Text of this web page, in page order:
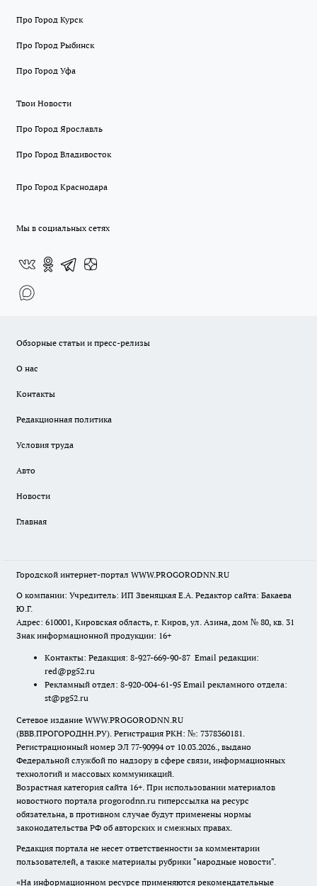
Про Город Курск
Про Город Рыбинск
Про Город Уфа
Твои Новости
Про Город Ярославль
Про Город Владивосток
Про Город Краснодара
Мы в социальных сетях
Обзорные статьи и пресс-релизы
О нас
Контакты
Редакционная политика
Условия труда
Авто
Новости
Главная
Городской интернет-портал WWW.PROGORODNN.RU
О компании: Учредитель: ИП Звеняцкая Е.А. Редактор сайта: Бакаева
Ю.Г.
Адрес: 610001, Кировская область, г. Киров, ул. Азина, дом № 80, кв. 31
Знак информационной продукции: 16+
Контакты: Редакция: 8-927-669-90-87 Email редакции:
red@pg52.ru
Рекламный отдел: 8-920-004-61-95 Email рекламного отдела:
st@pg52.ru
Сетевое издание WWW.PROGORODNN.RU
(ВВВ.ПРОГОРОДНН.РУ). Регистрация РКН: №: 7378360181.
Регистрационный номер ЭЛ 77-90994 от 10.03.2026., выдано
Федеральной службой по надзору в сфере связи, информационных
технологий и массовых коммуникаций.
Возрастная категория сайта 16+. При использовании материалов
новостного портала progorodnn.ru гиперссылка на ресурс
обязательна, в противном случае будут применены нормы
законодательства РФ об авторских и смежных правах.
Редакция портала не несет ответственности за комментарии
пользователей, а также материалы рубрики "народные новости".
«На информационном ресурсе применяются рекомендательные